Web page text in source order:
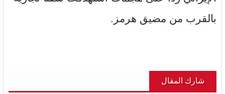
بالقرب من مضيق هرمز .
شارك المقال